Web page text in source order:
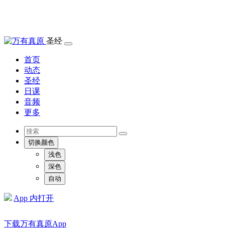
圣经
首页
动态
圣经
日课
音频
更多
切换颜色
浅色
深色
自动
App 内打开
下载万有真原App